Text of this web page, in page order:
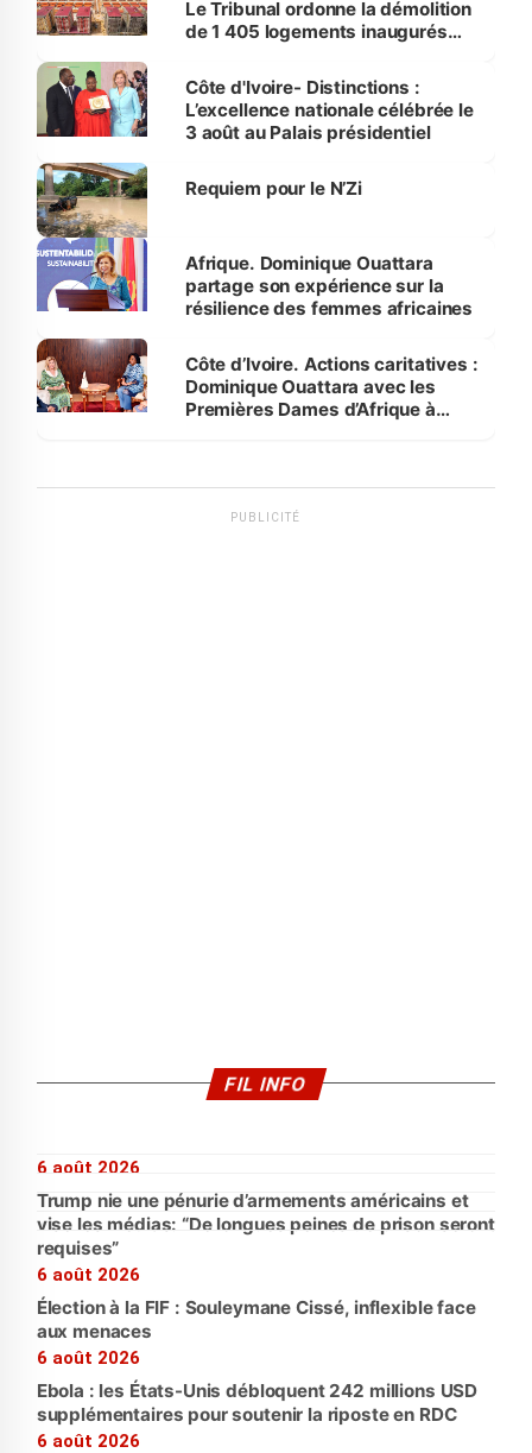
Le Tribunal ordonne la démolition
de 1 405 logements inaugurés
Bassam
Côte d'Ivoire- Distinctions :
L’excellence nationale célébrée le
3 août au Palais présidentiel
Requiem pour le N’Zi
Afrique. Dominique Ouattara
partage son expérience sur la
résilience des femmes africaines
Côte d’Ivoire. Actions caritatives :
Dominique Ouattara avec les
Premières Dames d’Afrique à
PUBLICITÉ
FIL INFO
6 août 2026
Trump nie une pénurie d’armements américains et
vise les médias: “De longues peines de prison seront
requises”
6 août 2026
Élection à la FIF : Souleymane Cissé, inflexible face
aux menaces
6 août 2026
Ebola : les États-Unis débloquent 242 millions USD
supplémentaires pour soutenir la riposte en RDC
6 août 2026